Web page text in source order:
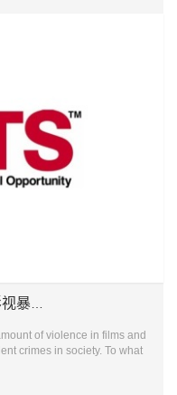
of violence in films and
crimes in society. To what